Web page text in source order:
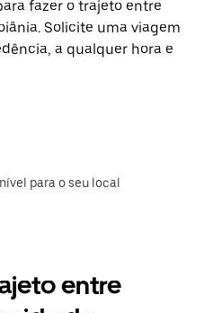
fazer o trajeto entre
Solicite uma viagem
a qualquer hora e
para o seu local
entre